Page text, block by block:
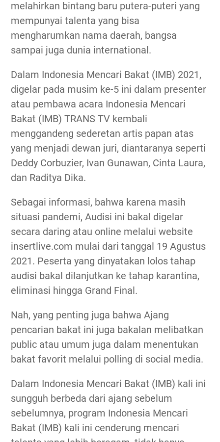
melahirkan bintang baru putera-puteri yang
mempunyai talenta yang bisa
mengharumkan nama daerah, bangsa
sampai juga dunia international.
Dalam Indonesia Mencari Bakat (IMB) 2021,
digelar pada musim ke-5 ini dalam presenter
atau pembawa acara Indonesia Mencari
Bakat (IMB) TRANS TV kembali
menggandeng sederetan artis papan atas
yang menjadi dewan juri, diantaranya seperti
Deddy Corbuzier, Ivan Gunawan, Cinta Laura,
dan Raditya Dika.
Sebagai informasi, bahwa karena masih
situasi pandemi, Audisi ini bakal digelar
secara daring atau online melalui website
insertlive.com mulai dari tanggal 19 Agustus
2021. Peserta yang dinyatakan lolos tahap
audisi bakal dilanjutkan ke tahap karantina,
eliminasi hingga Grand Final.
Nah, yang penting juga bahwa Ajang
pencarian bakat ini juga bakalan melibatkan
public atau umum juga dalam menentukan
bakat favorit melalui polling di social media.
Dalam Indonesia Mencari Bakat (IMB) kali ini
sungguh berbeda dari ajang sebelum
sebelumnya, program Indonesia Mencari
Bakat (IMB) kali ini cenderung mencari